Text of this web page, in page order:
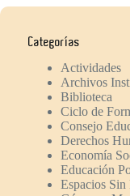
Categorías
Actividades
Archivos
Biblioteca
Ciclo de
Consejo
Derechos
Economía
Educación
Espacios Sin